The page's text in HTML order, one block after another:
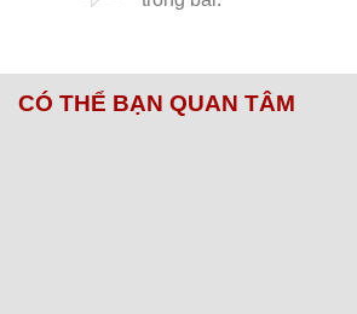
CÓ THỂ BẠN QUAN TÂM